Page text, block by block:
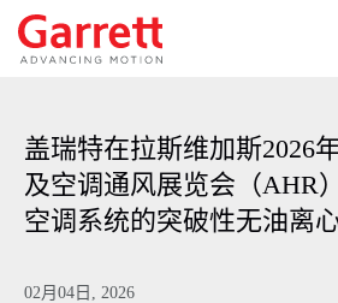
盖瑞特在拉斯维加斯2026
及空调通风展览会（AHR
空调系统的突破性无油离
02月04日, 2026